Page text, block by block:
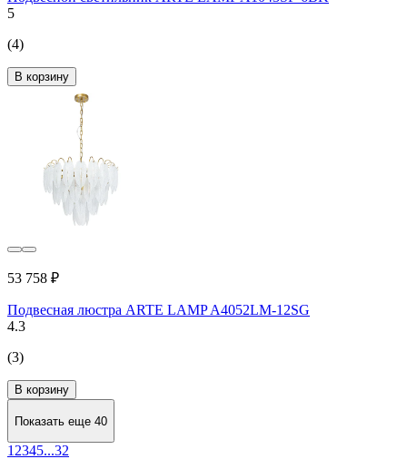
5
(4)
В корзину
53 758 ₽
Подвесная люстра ARTE LAMP A4052LM-12SG
4.3
(3)
В корзину
Показать еще 40
1 2345...32